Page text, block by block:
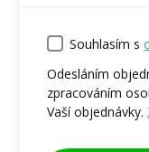
Souhlasím s
Odesláním
zpracováním
Vaší objednávky.